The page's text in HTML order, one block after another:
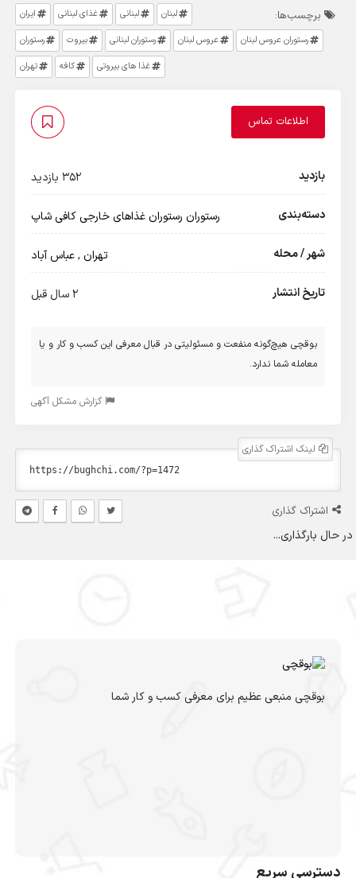
برچسب‌ها: لبنان لبنانی غذای لبنانی
ایران
رستوران عروس لبنان
عروس لبنان رستوران لبنانی بیروت
رستوران
غذا های بیروتی
کافه تهران
اطلاعات تماس
بازدید 352 بازدید
دسته‌بندی رستوران رستوران غذاهای خارجی کافی شاپ
شهر / محله تهران,عباس آباد
تاریخ انتشار 2 سال قبل
بوقچی هیچ‌گونه منفعت و مسئولیتی در قبال معرفی این کسب و کار و یا
معامله شما ندارد.
گزارش مشکل آگهی
لینک اشتراک گذاری
اشتراک گذاری
در حال بارگذاری...
بوقچی منبعی عظیم برای معرفی کسب و کار شما
دسترسی سریع